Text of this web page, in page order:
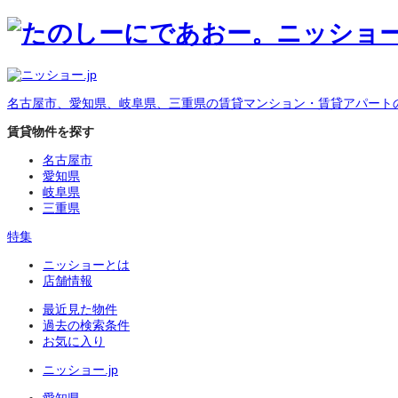
名古屋市、愛知県、岐阜県、三重県の賃貸マンション・賃貸アパート
賃貸物件を探す
名古屋市
愛知県
岐阜県
三重県
特集
ニッショーとは
店舗情報
最近見た物件
過去の検索条件
お気に入り
ニッショー.jp